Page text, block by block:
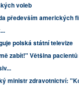
voleb
především amerických
polská státní televize
zabít!" Většina
ministr zdravotnictví: